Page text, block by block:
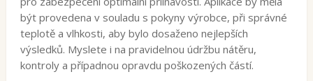
být provedena v souladu s pokyny výrobce, při správné
teplotě a vlhkosti, aby bylo dosaženo nejlepších
výsledků. Myslete i na pravidelnou údržbu nátěru,
kontroly a případnou opravdu poškozených částí.